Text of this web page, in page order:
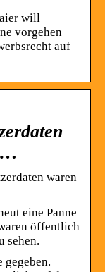
will
vorgehen
auf
…
waren
eine Panne
öffentlich
sehen.
gegeben.